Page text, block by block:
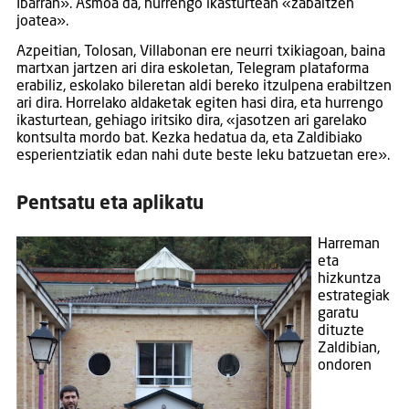
Ibarran». Asmoa da, hurrengo ikasturtean «zabaltzen
joatea».
Azpeitian, Tolosan, Villabonan ere neurri txikiagoan, baina
martxan jartzen ari dira eskoletan, Telegram plataforma
erabiliz, eskolako bileretan aldi bereko itzulpena erabiltzen
ari dira. Horrelako aldaketak egiten hasi dira, eta hurrengo
ikasturtean, gehiago iritsiko dira, «jasotzen ari garelako
kontsulta mordo bat. Kezka hedatua da, eta Zaldibiako
esperientziatik edan nahi dute beste leku batzuetan ere».
Pentsatu eta aplikatu
Harreman
eta
hizkuntza
estrategiak
garatu
dituzte
Zaldibian,
ondoren